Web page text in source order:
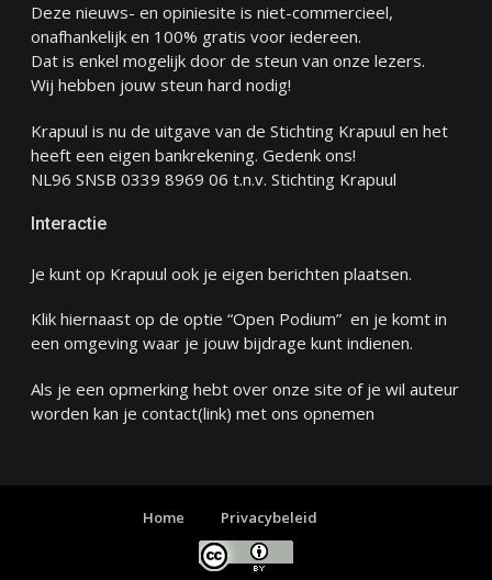
Deze nieuws- en opiniesite is niet-commercieel,
onafhankelijk en 100% gratis voor iedereen.
Dat is enkel mogelijk door de steun van onze lezers.
Wij hebben jouw steun hard nodig!
Krapuul is nu de uitgave van de Stichting Krapuul en het
heeft een eigen bankrekening. Gedenk ons!
NL96 SNSB 0339 8969 06 t.n.v. Stichting Krapuul
Interactie
Je kunt op Krapuul ook je eigen berichten plaatsen.
Klik hiernaast op de optie “Open Podium” en je komt in
een omgeving waar je jouw bijdrage kunt indienen.
Als je een opmerking hebt over onze site of je wil auteur
worden kan je contact(link) met ons opnemen
Home Privacybeleid